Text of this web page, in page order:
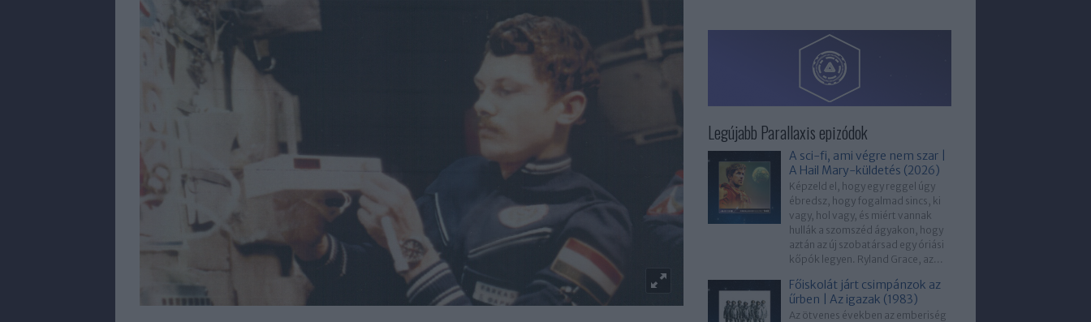
Legújabb Parallaxis epizódok
A sci-fi, ami végre nem szar |
A Hail Mary-küldetés (2026)
Képzeld el, hogy egy reggel úgy
ébredsz, hogy fogalmad sincs, ki
vagy, hol vagy, és miért vannak
hullák a szomszéd ágyakon, hogy
aztán az új szobatársad egy óriási
kőpók legyen. Ryland Grace, az...
Főiskolát járt csimpánzok az
űrben | Az igazak (1983)
Az ötvenes években az emberiség